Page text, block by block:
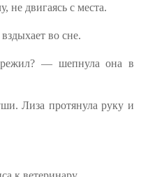
не двигаясь с места.
во сне.
— шепнула она в
Лиза протянула руку и